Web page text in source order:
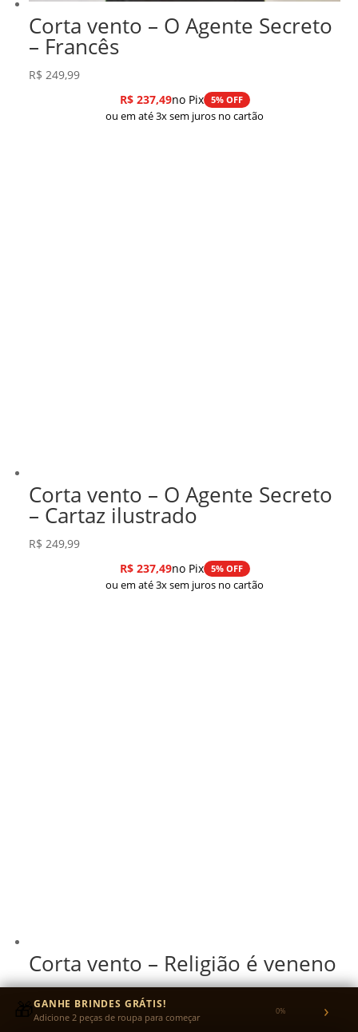
Corta vento – O Agente Secreto
– Francês
R$ 249,99
R$237,49no Pix 5% OFF
ou em até 3x sem juros no cartão
Corta vento – O Agente Secreto
– Cartaz ilustrado
R$ 249,99
R$237,49no Pix 5% OFF
ou em até 3x sem juros no cartão
Corta vento – Religião é veneno
R$249,99
R$237,49no Pix
🎁GANHE BRINDES GRÁTIS!
Adicione 2 peças de roupa para começar 0% ›